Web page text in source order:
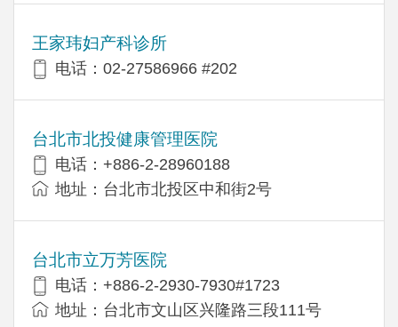
王家玮妇产科诊所
电话：02-27586966 #202
台北市北投健康管理医院
电话：+886-2-28960188
地址：台北市北投区中和街2号
台北市立万芳医院
电话：+886-2-2930-7930#1723
地址：台北市文山区兴隆路三段111号